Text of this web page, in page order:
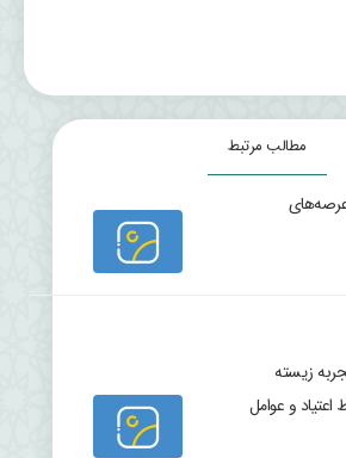
مطالب مرتبط
عرصه‌های
زیسته
اعتیاد و عوامل